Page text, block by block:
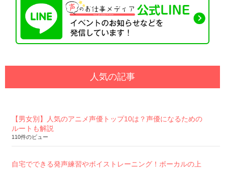
人気の記事
【男女別】人気のアニメ声優トップ10は？声優になるための
ルートも解説
110件のビュー
自宅でできる発声練習やボイストレーニング！ボーカルの上